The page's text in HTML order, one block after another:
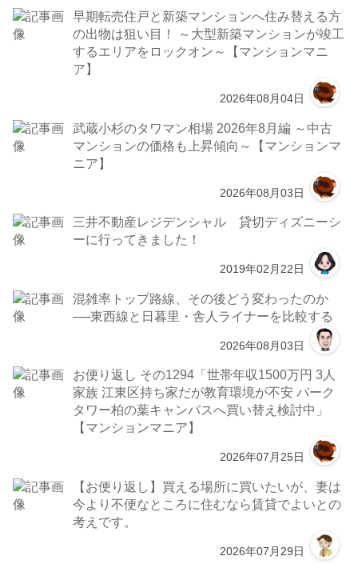
早期転売住戸と新築マンションへ住み替える方
の出物は狙い目！ ～大型新築マンションが竣工
するエリアをロックオン～【マンションマニ
ア】
2026年08月04日
武蔵小杉のタワマン相場 2026年8月編 ～中古
マンションの価格も上昇傾向～【マンションマ
ニア】
2026年08月03日
三井不動産レジデンシャル 貸切ディズニーシ
ーに行ってきました！
2019年02月22日
混雑率トップ路線、その後どう変わったのか
──東西線と日暮里・舎人ライナーを比較する
2026年08月03日
お便り返し その1294「世帯年収1500万円 3人
家族 江東区持ち家だが教育環境が不安 パーク
タワー柏の葉キャンパスへ買い替え検討中」
【マンションマニア】
2026年07月25日
【お便り返し】買える場所に買いたいが、妻は
今より不便なところに住むなら賃貸でよいとの
考えです。
2026年07月29日